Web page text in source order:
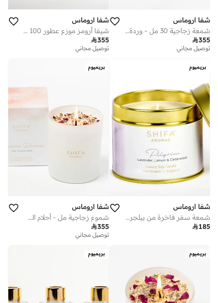
شفا اروماس
شمعة زجاجية 30 مل - وردة منتصف الليل
355
توصيل مجاني
شفا اروماس
شيفا أرومز موزع عطور 100 مل | لافندر، ليمون وخشب الأرز
355
توصيل مجاني
بريميوم
شفا اروماس
شمعة سفر فاخرة من بيلجريم - لافندر، ليمون وخشب الأرز
185
بريميوم
شفا اروماس
شموع زجاجية مل - أحلام الصيف
355
توصيل مجاني
بريميوم بريميوم